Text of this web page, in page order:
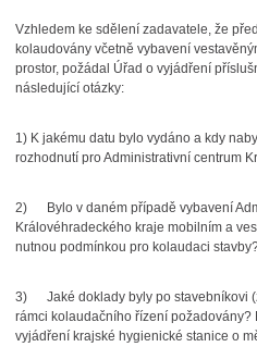
Vzhledem ke sdělení zadavatele, že
kolaudovány včetně vybavení
prostor, požádal Úřad o vyjádření
následující otázky:
1) K jakému datu bylo vydáno a kdy
rozhodnutí pro Administrativní centrum
2) Bylo v daném případě vybavení
Královéhradeckého kraje mobilním a
nutnou podmínkou pro kolaudaci
3) Jaké doklady byly po stavebníkovi
rámci kolaudačního řízení
vyjádření krajské hygienické stanice o